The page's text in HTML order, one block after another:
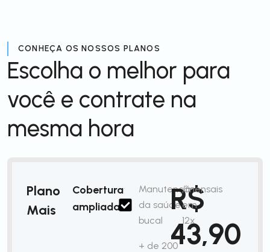
CONHEÇA OS NOSSOS PLANOS
Escolha o melhor para
você e contrate na
mesma hora
Plano
Mais
Cobertura
ampliada
Manutenção
da saúde
bucal
+ de 200
R$
43,90
/mensais
em
12x